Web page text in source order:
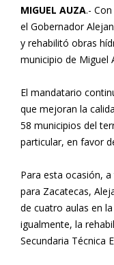
MIGUEL AUZA.-
el Gobernador
y rehabilitó obras
municipio de Miguel
El mandatario
que mejoran la
58 municipios del
particular, en favor
Para esta ocasión,
para Zacatecas,
de cuatro aulas en
igualmente, la
Secundaria Técnica